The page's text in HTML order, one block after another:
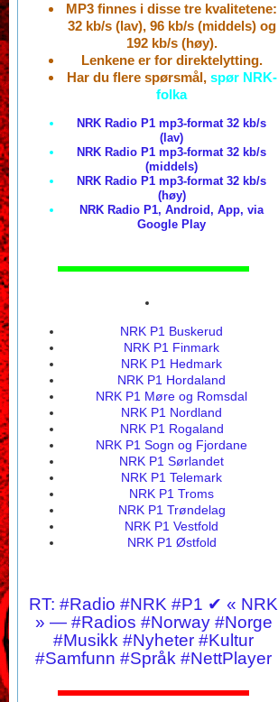
MP3 finnes i disse tre kvalitetene:
32 kb/s (lav), 96 kb/s (middels) og
192 kb/s (høy).
Lenkene er for direktelytting.
Har du flere spørsmål, spør NRK-
folka
NRK Radio P1 mp3-format 32 kb/s
(lav)
NRK Radio P1 mp3-format 32 kb/s
(middels)
NRK Radio P1 mp3-format 32 kb/s
(høy)
NRK Radio P1, Android, App, via
Google Play
NRK P1 Buskerud
NRK P1 Finmark
NRK P1 Hedmark
NRK P1 Hordaland
NRK P1 Møre og Romsdal
NRK P1 Nordland
NRK P1 Rogaland
NRK P1 Sogn og Fjordane
NRK P1 Sørlandet
NRK P1 Telemark
NRK P1 Troms
NRK P1 Trøndelag
NRK P1 Vestfold
NRK P1 Østfold
RT: #Radio #NRK #P1 ✔ « NRK
» — #Radios #Norway #Norge
#Musikk #Nyheter #Kultur
#Samfunn #Språk #NettPlayer